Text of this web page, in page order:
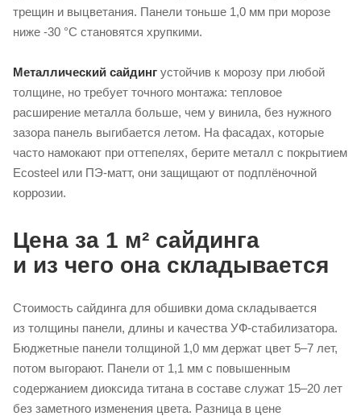
трещин и выцветания. Панели тоньше 1,0 мм при морозе
ниже -30 °C становятся хрупкими.
Металлический сайдинг устойчив к морозу при любой
толщине, но требует точного монтажа: тепловое
расширение металла больше, чем у винила, без нужного
зазора панель выгибается летом. На фасадах, которые
часто намокают при оттепелях, берите металл с покрытием
Ecosteel или ПЭ-матт, они защищают от подплёночной
коррозии.
Цена за 1 м² сайдинга
и из чего она складывается
Стоимость сайдинга для обшивки дома складывается
из толщины панели, длины и качества УФ-стабилизатора.
Бюджетные панели толщиной 1,0 мм держат цвет 5–7 лет,
потом выгорают. Панели от 1,1 мм с повышенным
содержанием диоксида титана в составе служат 15–20 лет
без заметного изменения цвета. Разница в цене